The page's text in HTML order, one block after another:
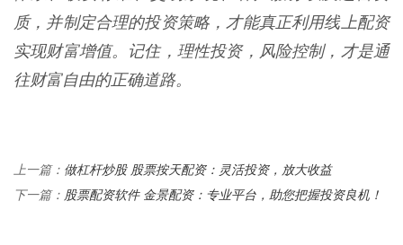
质，并制定合理的投资策略，才能真正利用线上配资
实现财富增值。记住，理性投资，风险控制，才是通
往财富自由的正确道路。
上一篇： 做杠杆炒股 股票按天配资：灵活投资，放大收益
下一篇： 股票配资软件 金景配资：专业平台，助您把握投资良机！